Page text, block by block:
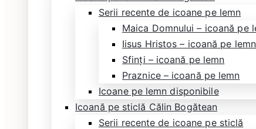
Serii recente de icoane pe lemn
Maica Domnului – icoană pe
Iisus Hristos – icoană pe lemn
Sfinți – icoană pe lemn
Praznice – icoană pe lemn
Icoane pe lemn disponibile
Icoană pe sticlă Călin Bogătean
Serii recente de icoane pe sticlă